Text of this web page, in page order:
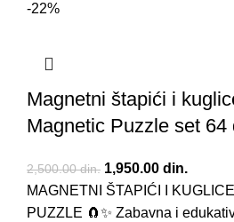
-22%
Magnetni štapići i
Magnetic Puzzle set
2,500.00din. Originalna cena je
1,950.00 din.
MAGNETNI ŠTAPIĆI I
PUZZLE 🧲✨ Zabavna i